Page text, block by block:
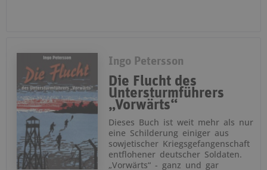
Ingo Petersson
Die Flucht des
Untersturmführers
„Vorwärts“
Dieses Buch ist weit mehr als nur
eine Schilderung einiger aus
sowjetischer Kriegsgefangenschaft
entflohener deutscher Soldaten.
„Vorwärts“ - ganz und gar